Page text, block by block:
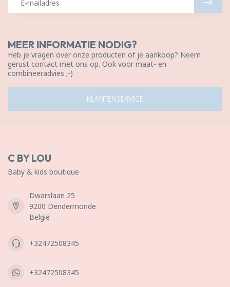
MEER INFORMATIE NODIG?
Heb je vragen over onze producten of je aankoop? Neem
gerust contact met ons op. Ook voor maat- en
combineeradvies ;-)
KLANTENSERVICE
C BY LOU
Baby & kids boutique
Dwarslaan 25
9200 Dendermonde
België
+32472508345
+32472508345